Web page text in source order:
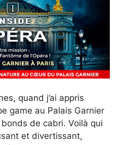
quand j’ai appris
game au Palais Garnier
bonds de cabri. Voilà qui
et divertissant,